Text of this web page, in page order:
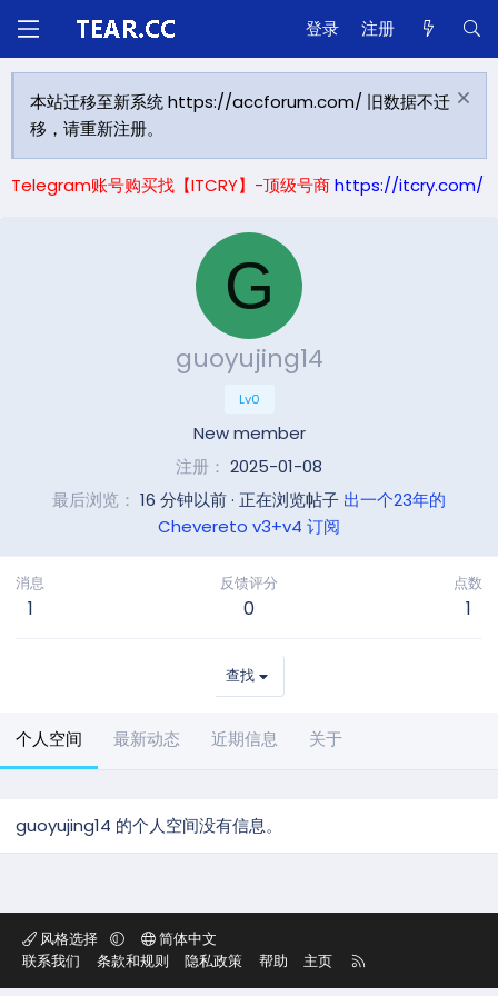
登录 注册
本站迁移至新系统 https://accforum.com/ 旧数据不迁
移，请重新注册。
Telegram账号购买找【ITCRY】-顶级号商https://itcry.com/
G
guoyujing14
Lv0
New member
注册
2025-01-08
最后浏览
16 分钟以前· 正在浏览帖子 出一个23年的
Chevereto v3+v4 订阅
消息
1
反馈评分
0
点数
1
查找
个人空间 最新动态 近期信息 关于
guoyujing14 的个人空间没有信息。
风格选择
简体中文
联系我们
条款和规则 隐私政策 帮助 主页